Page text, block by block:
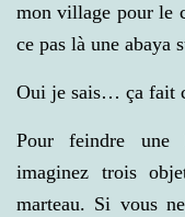
mon village pour le
ce pas là une abaya
Oui je sais… ça fait
Pour feindre une
imaginez trois
marteau. Si vous